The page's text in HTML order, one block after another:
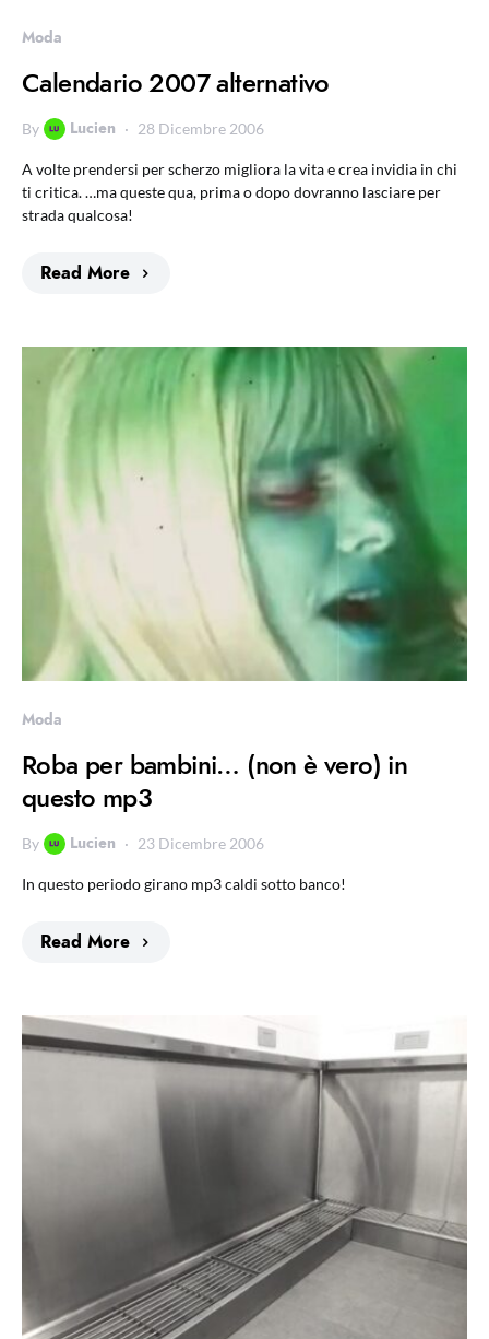
Moda
Calendario 2007 alternativo
By Lucien 28 Dicembre 2006
A volte prendersi per scherzo migliora la vita e crea invidia in chi
ti critica. …ma queste qua, prima o dopo dovranno lasciare per
strada qualcosa!
Read More
Moda
Roba per bambini… (non è vero) in
questo mp3
By Lucien 23 Dicembre 2006
In questo periodo girano mp3 caldi sotto banco!
Read More